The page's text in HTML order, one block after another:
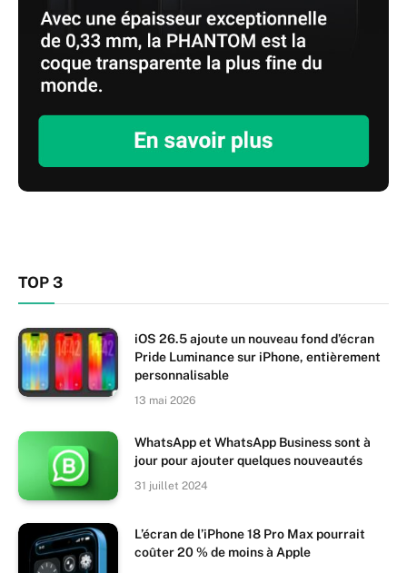
TOP 3
iOS 26.5 ajoute un nouveau fond d’écran
Pride Luminance sur iPhone, entièrement
personnalisable
13 mai 2026
WhatsApp et WhatsApp Business sont à
jour pour ajouter quelques nouveautés
31 juillet 2024
L’écran de l’iPhone 18 Pro Max pourrait
coûter 20 % de moins à Apple